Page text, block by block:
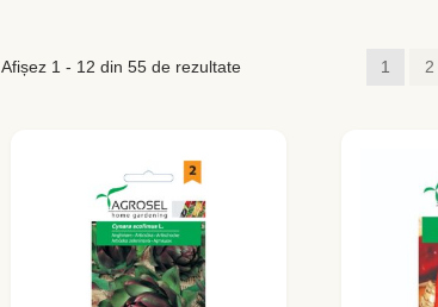
Afișez 1 - 12 din 55 de rezultate 1 2